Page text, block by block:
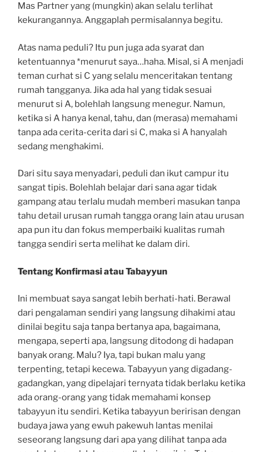
Mas Partner yang (mungkin) akan selalu terlihat
kekurangannya. Anggaplah permisalannya begitu.
Atas nama peduli? Itu pun juga ada syarat dan
ketentuannya *menurut saya…haha. Misal, si A menjadi
teman curhat si C yang selalu menceritakan tentang
rumah tangganya. Jika ada hal yang tidak sesuai
menurut si A, bolehlah langsung menegur. Namun,
ketika si A hanya kenal, tahu, dan (merasa) memahami
tanpa ada cerita-cerita dari si C, maka si A hanyalah
sedang menghakimi.
Dari situ saya menyadari, peduli dan ikut campur itu
sangat tipis. Bolehlah belajar dari sana agar tidak
gampang atau terlalu mudah memberi masukan tanpa
tahu detail urusan rumah tangga orang lain atau urusan
apa pun itu dan fokus memperbaiki kualitas rumah
tangga sendiri serta melihat ke dalam diri.
Tentang Konfirmasi atau Tabayyun
Ini membuat saya sangat lebih berhati-hati. Berawal
dari pengalaman sendiri yang langsung dihakimi atau
dinilai begitu saja tanpa bertanya apa, bagaimana,
mengapa, seperti apa, langsung ditodong di hadapan
banyak orang. Malu? Iya, tapi bukan malu yang
terpenting, tetapi kecewa. Tabayyun yang digadang-
gadangkan, yang dipelajari ternyata tidak berlaku ketika
ada orang-orang yang tidak memahami konsep
tabayyun itu sendiri. Ketika tabayyun beririsan dengan
budaya jawa yang ewuh pakewuh lantas menilai
seseorang langsung dari apa yang dilihat tanpa ada